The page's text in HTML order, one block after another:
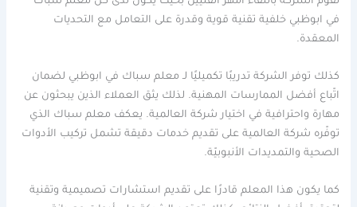
في ابوظبي خلفية تقنية قوية وقدرة على التعامل مع التحديات
المعقدة.
كذلك توفر الشركة تدريبًا تكميليًا لـ معلم سباك في ابوظبي لضمان
اتّباع أفضل الممارسات المهنية. لذلك يثق العملاء الذين يبحثون عن
مهارة واحترافية في اختيار شركة العالمية. يعكف معلم سباك الذي
توفّره شركة العالمية على تقديم خدمات دقيقة تشمل تركيب الأدوات
الصحية والتمديدات الأنبوبيّة.
كما يكون هذا المعلم قادرًا على تقديم استشارات تصميمية وتقنية